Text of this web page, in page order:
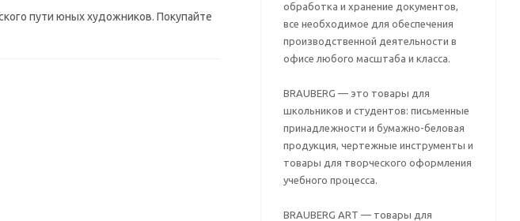
пути юных художников. Покупайте
обработка и хранение документов,
все необходимое для обеспечения
производственной деятельности в
офисе любого масштаба и класса.
BRAUBERG — это товары для
школьников и студентов: письменные
принадлежности и бумажно-беловая
продукция, чертежные инструменты и
товары для творческого оформления
учебного процесса.
BRAUBERG ART — товары для